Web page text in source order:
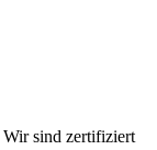
Wir sind zertifiziert